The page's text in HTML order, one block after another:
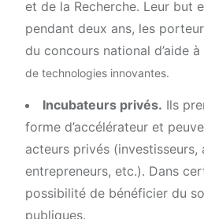
et de la Recherche. Leur but
pendant deux ans, les
du concours national d’aide
de technologies innovantes.
Incubateurs privés. Ils
forme d’accélérateur et
acteurs privés (investisseurs,
entrepreneurs, etc.). Dans
possibilité de bénéficier du
publiques.